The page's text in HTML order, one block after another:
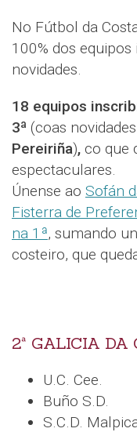
No Fútbol da
100% dos
novidades.
18 equipos
3ª (coas
Pereiriña), co que
espectaculares.
Únense ao Sofán
Fisterra de
na 1ª, sumando
costeiro, que
2ª GALICIA DA
U.C. Cee.
Buño S.D.
S.C.D.